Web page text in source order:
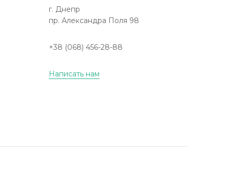
г. Днепр
пр. Александра Поля 98
+38 (068) 456-28-88
Написать нам